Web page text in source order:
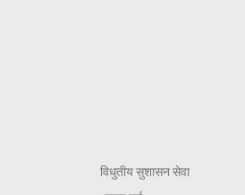
विधुतीय सुशासन सेवा